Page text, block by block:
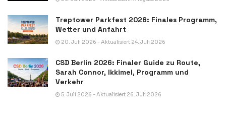
Treptower Parkfest 2026: Finales Programm,
Wetter und Anfahrt
20. Juli 2026 - Aktualisiert 24. Juli 2026
CSD Berlin 2026: Finaler Guide zu Route,
Sarah Connor, Ikkimel, Programm und
Verkehr
5. Juli 2026 - Aktualisiert 26. Juli 2026